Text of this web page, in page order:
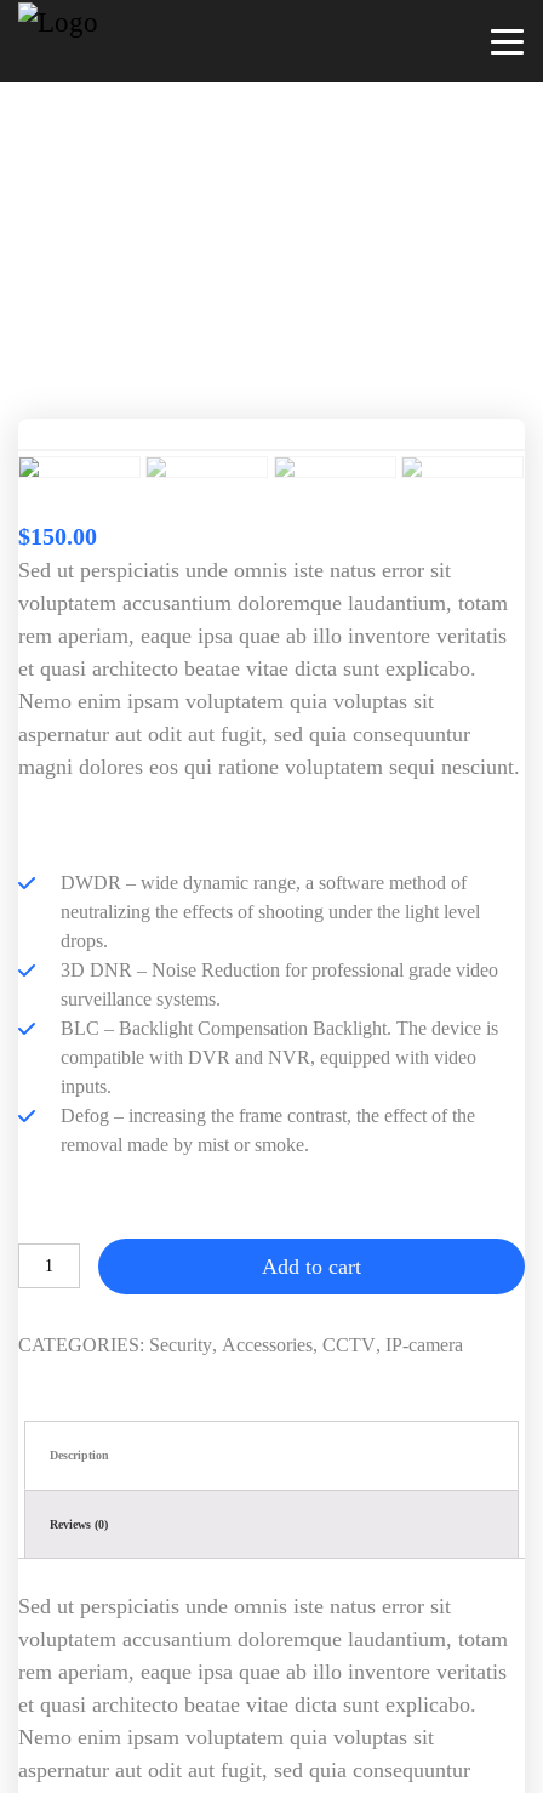
$150.00
Sed ut perspiciatis unde omnis iste natus error sit
voluptatem accusantium doloremque laudantium, totam
rem aperiam, eaque ipsa quae ab illo inventore veritatis
et quasi architecto beatae vitae dicta sunt explicabo.
Nemo enim ipsam voluptatem quia voluptas sit
aspernatur aut odit aut fugit, sed quia consequuntur
magni dolores eos qui ratione voluptatem sequi nesciunt.
DWDR – wide dynamic range, a software method of
neutralizing the effects of shooting under the light level
drops.
3D DNR – Noise Reduction for professional grade video
surveillance systems.
BLC – Backlight Compensation Backlight. The device is
compatible with DVR and NVR, equipped with video
inputs.
Defog – increasing the frame contrast, the effect of the
removal made by mist or smoke.
Add to cart
CATEGORIES: Security, Accessories, CCTV, IP-camera
Description
Reviews (0)
Sed ut perspiciatis unde omnis iste natus error sit
voluptatem accusantium doloremque laudantium, totam
rem aperiam, eaque ipsa quae ab illo inventore veritatis
et quasi architecto beatae vitae dicta sunt explicabo.
Nemo enim ipsam voluptatem quia voluptas sit
aspernatur aut odit aut fugit, sed quia consequuntur